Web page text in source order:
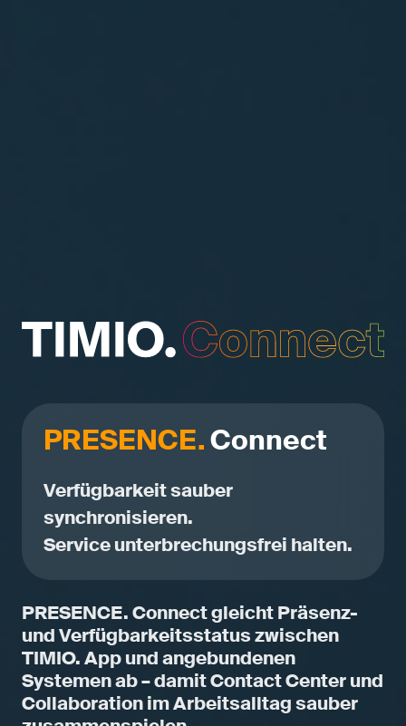
PRESENCE.Connect
Verfügbarkeit sauber
synchronisieren.
Service unterbrechungsfrei halten.
PRESENCE. Connect gleicht Präsenz-
und Verfügbarkeitsstatus zwischen
TIMIO. App und angebundenen
Systemen ab – damit Contact Center und
Collaboration im Arbeitsalltag sauber